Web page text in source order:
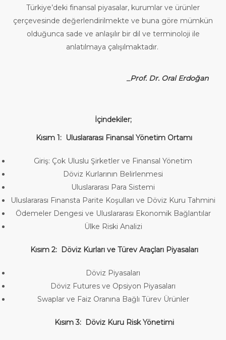
Türkiye’deki finansal piyasalar, kurumlar ve ürünler
çerçevesinde değerlendirilmekte ve buna göre mümkün
olduğunca sade ve anlaşılır bir dil ve terminoloji ile
anlatılmaya çalışılmaktadır.
_Prof. Dr. Oral Erdoğan
İçindekiler;
Kısım 1: Uluslararası Finansal Yönetim Ortamı
Giriş: Çok Uluslu Şirketler ve Finansal Yönetim
Döviz Kurlarının Belirlenmesi
Uluslararası Para Sistemi
Uluslararası Finansta Parite Koşulları ve Döviz Kuru Tahmini
Ödemeler Dengesi ve Uluslararası Ekonomik Bağlantılar
Ülke Riski Analizi
Kısım 2: Döviz Kurları ve Türev Araçları Piyasaları
Döviz Piyasaları
Döviz Futures ve Opsiyon Piyasaları
Swaplar ve Faiz Oranına Bağlı Türev Ürünler
Kısım 3: Döviz Kuru Risk Yönetimi